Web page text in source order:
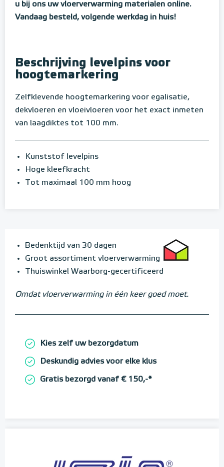
u bij ons uw vloerverwarming materialen online.
Vandaag besteld, volgende werkdag in huis!
Beschrijving levelpins voor
hoogtemarkering
Zelfklevende hoogtemarkering voor egalisatie,
dekvloeren en vloeivloeren voor het exact inmeten
van laagdiktes tot 100 mm.
Kunststof levelpins
Hoge kleefkracht
Tot maximaal 100 mm hoog
Bedenktijd van 30 dagen
Groot assortiment vloerverwarming
Thuiswinkel Waarborg-gecertificeerd
Omdat vloerverwarming in één keer goed moet.
Kies zelf uw bezorgdatum
Deskundig advies voor elke klus
Gratis bezorgd vanaf € 150,-*